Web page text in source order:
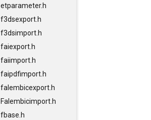
etparameter.h
f3dsexport.h
f3dsimport.h
faiexport.h
faiimport.h
faipdfimport.h
falembicexport.h
Falembicimport.h
fbase.h